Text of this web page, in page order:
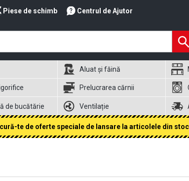
Piese de schimb Centrul de Ajutor
Aluat și făină
Prelucrarea cărnii
de bucătărie Ventilație
te de oferte speciale de lansare la articolele din